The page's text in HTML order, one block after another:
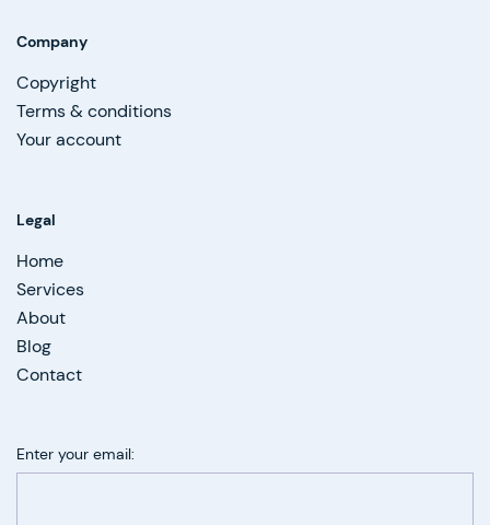
Company
Copyright
Terms & conditions
Your account
Legal
Home
Services
About
Blog
Contact
Enter your email: